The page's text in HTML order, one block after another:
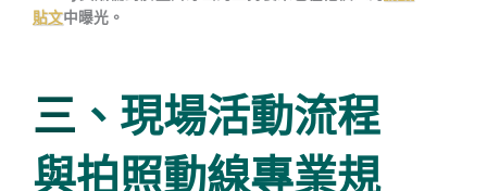
貼文中曝光。
三 、現場活動流程
與拍照動線專業規